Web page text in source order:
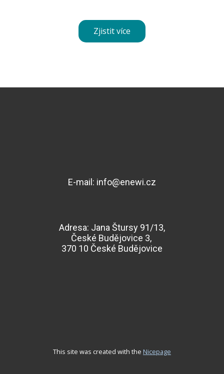
Zjistit více
E-mail: ​info@enewi.cz
Adresa: Jana Štursy 91/13,
České Budějovice 3,
370 10 České Budějovice
This site was created with the Nicepage